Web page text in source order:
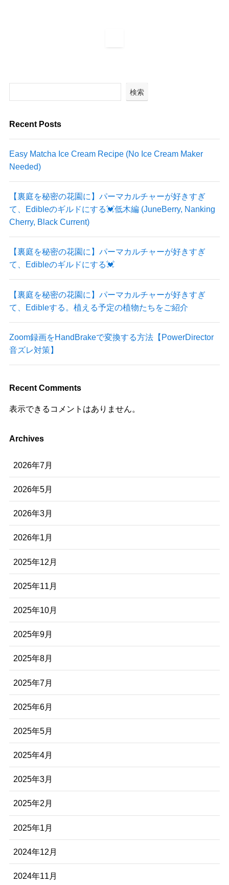
検索
Recent Posts
Easy Matcha Ice Cream Recipe (No Ice Cream Maker
Needed)
【裏庭を秘密の花園に】パーマカルチャーが好きすぎ
て、Edibleのギルドにする💓低木編 (JuneBerry, Nanking
Cherry, Black Current)
【裏庭を秘密の花園に】パーマカルチャーが好きすぎ
て、Edibleのギルドにする💓
【裏庭を秘密の花園に】パーマカルチャーが好きすぎ
て、Edibleする。植える予定の植物たちをご紹介
Zoom録画をHandBrakeで変換する方法【PowerDirector
音ズレ対策】
Recent Comments
表示できるコメントはありません。
Archives
2026年7月
2026年5月
2026年3月
2026年1月
2025年12月
2025年11月
2025年10月
2025年9月
2025年8月
2025年7月
2025年6月
2025年5月
2025年4月
2025年3月
2025年2月
2025年1月
2024年12月
2024年11月